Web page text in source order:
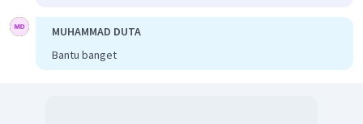
MUHAMMAD DUTA
Bantu banget